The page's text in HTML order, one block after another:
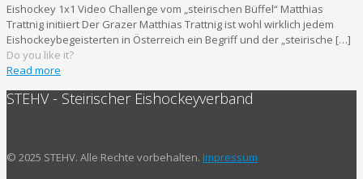
Eishockey 1x1 Video Challenge vom „steirischen Büffel“ Matthias
Trattnig initiiert Der Grazer Matthias Trattnig ist wohl wirklich jedem
Eishockeybegeisterten in Österreich ein Begriff und der „steirische […]
Do you like it?
Read more
STEHV - Steirischer Eishockeyverband
© 2025 STEHV. Alle Rechte vorbehalten. Impressum